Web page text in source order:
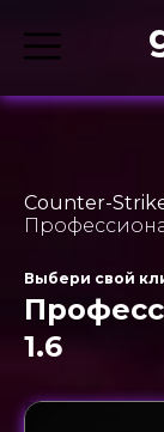
Counter-
Выбери свой
1.6